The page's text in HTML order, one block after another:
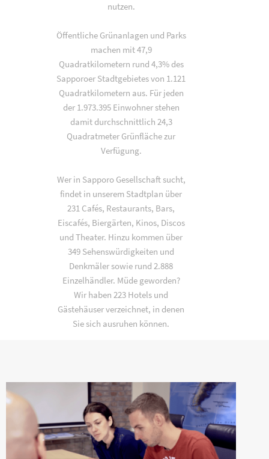
nutzen.
Öffentliche Grünanlagen und Parks
machen mit 47,9
Quadratkilometern rund 4,3% des
Sapporoer Stadtgebietes von 1.121
Quadratkilometern aus. Für jeden
der 1.973.395 Einwohner stehen
damit durchschnittlich 24,3
Quadratmeter Grünfläche zur
Verfügung.
Wer in Sapporo Gesellschaft sucht,
findet in unserem Stadtplan über
231 Cafés, Restaurants, Bars,
Eiscafés, Biergärten, Kinos, Discos
und Theater. Hinzu kommen über
349 Sehenswürdigkeiten und
Denkmäler sowie rund 2.888
Einzelhändler. Müde geworden?
Wir haben 223 Hotels und
Gästehäuser verzeichnet, in denen
Sie sich ausruhen können.